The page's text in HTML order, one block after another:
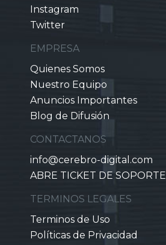
Instagram
Twitter
EMPRESA
Quienes Somos
Nuestro Equipo
Anuncios Importantes
Blog de Difusión
CONTACTANOS
info@cerebro-digital.com
ABRE TICKET DE SOPORTE
TERMINOS LEGALES
Terminos de Uso
Políticas de Privacidad